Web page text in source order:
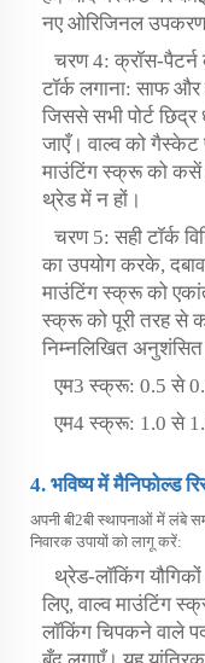
नए ओरिजिनल उपकरण
चरण 4: क्रॉस-
टॉर्क लगाना: साफ
जिससे सभी पोर्ट
जाएँ। वाल्व को
माउंटिंग स्क्रू को कसें
थ्रेड में न हों।
चरण 5: सही टॉर्क
का उपयोग करके,
माउंटिंग स्क्रू को
स्क्रू को पूरी तरह से
निम्नलिखित अनुशंसित
एम3 स्क्रू: 0.5 से
एम4 स्क्रू: 1.0 से
4. भविष्य में मैनिफोल्ड
अपनी बी2बी स्थापनाओं में लंबे
निवारक उपायों को लागू करें:
थ्रेड-लॉकिंग
लिए, वाल्व माउंटिंग
लॉकिंग चिपकने वाले